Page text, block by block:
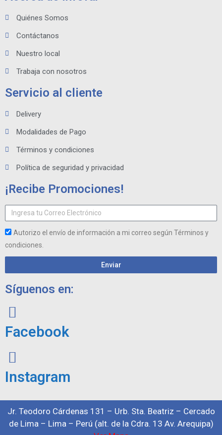
Quiénes Somos
Contáctanos
Nuestro local
Trabaja con nosotros
Servicio al cliente
Delivery
Modalidades de Pago
Términos y condiciones
Política de seguridad y privacidad
¡Recibe Promociones!
Autorizo el envío de información a mi correo según Términos y
condiciones.
Enviar
Síguenos en:
Facebook
Instagram
Jr. Teodoro Cárdenas 131 – Urb. Sta. Beatriz – Cercado
de Lima – Lima – Perú (alt. de la Cdra. 13 Av. Arequipa)